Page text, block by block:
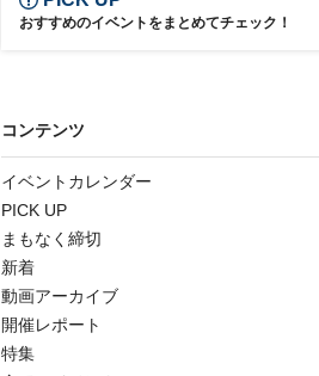
おすすめのイベントをまとめてチェック！
コンテンツ
イベントカレンダー
PICK UP
まもなく締切
新着
動画アーカイブ
開催レポート
特集